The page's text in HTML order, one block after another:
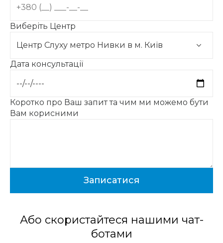
Виберіть Центр
Дата консультації
Коротко про Ваш запит та чим ми можемо бути
Вам корисними
Або скористайтеся нашими чат-
ботами